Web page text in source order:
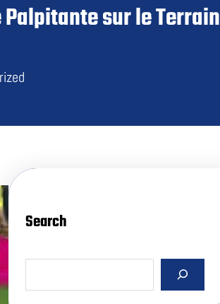
Palpitante sur le Terrain
Search
a